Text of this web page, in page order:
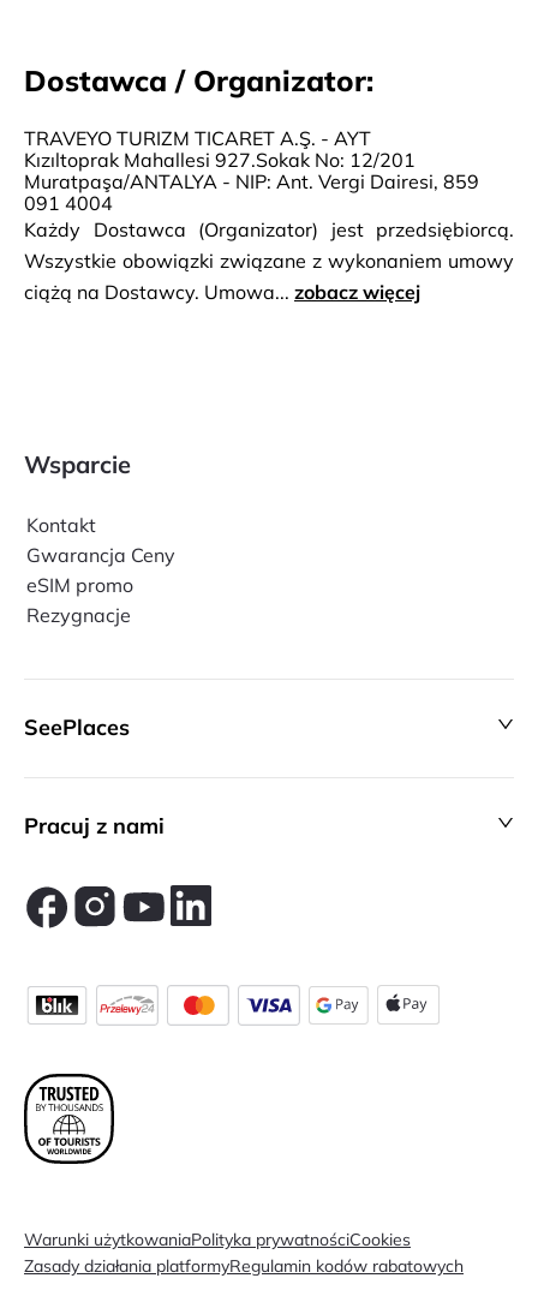
Dostawca / Organizator:
TRAVEYO TURIZM TICARET A.Ş. - AYT
Kızıltoprak Mahallesi 927.Sokak No: 12/201
Muratpaşa/ANTALYA - NIP: Ant. Vergi Dairesi, 859
091 4004
Każdy Dostawca (Organizator) jest przedsiębiorcą.
Wszystkie obowiązki związane z wykonaniem umowy
ciążą na Dostawcy. Umowa... zobacz więcej
Wsparcie
Kontakt
Gwarancja Ceny
eSIM promo
Rezygnacje
SeePlaces
Pracuj z nami
Warunki użytkowaniaPolityka prywatnościCookies
Zasady działania platformyRegulamin kodów rabatowych